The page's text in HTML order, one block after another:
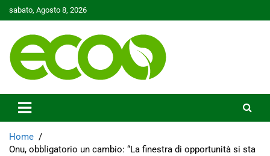
to
sabato, Agosto 8, 2026
Ecoo.it
Home
Onu, obbligatorio un cambio: “La finestra di opportunità si sta